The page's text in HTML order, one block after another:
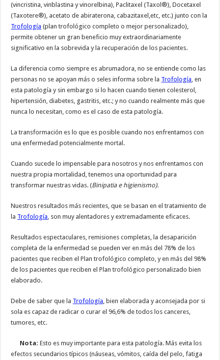
(vincristina, vinblastina y vinorelbina), Paclitaxel (Taxol®), Docetaxel
(Taxotere®), acetato de abiraterona, cabazitaxel,etc, etc.) junto con la
Trofología (plan trofológico completo o mejor personalizado),
permite obtener un gran beneficio muy extraordinariamente
significativo en la sobrevida y la recuperación de los pacientes.
La diferencia como siempre es abrumadora, no se entiende como las
personas no se apoyan más o seles informa sobre la Trofología , en
esta patología y sin embargo si lo hacen cuando tienen colesterol,
hipertensión, diabetes, gastritis, etc.; y no cuando realmente más que
nunca lo necesitan, como es el caso de esta patología.
La transformación es lo que es posible cuando nos enfrentamos con
una enfermedad potencialmente mortal.
Cuando sucede lo impensable para nosotros y nos enfrentamos con
nuestra propia mortalidad, tenemos una oportunidad para
transformar nuestras vidas. (Binipatia e higienismo).
Nuestros resultados más recientes, que se basan en el tratamiento de
la Trofología , son muy alentadores y extremadamente eficaces.
Resultados espectaculares, remisiones completas, la desaparición
completa de la enfermedad se pueden ver en más del 78% de los
pacientes que reciben el Plan trofológico completo, y en más del 98%
de los pacientes que reciben el Plan trofológico personalizado bien
elaborado.
Debe de saber que la Trofología , bien elaborada y aconsejada por si
sola es capaz de radicar o curar el 96,6% de todos los canceres,
tumores, etc.
Nota:Esto es muy importante para esta patología. Más evita los
efectos secundarios típicos (náuseas, vómitos, caída del pelo, fatiga